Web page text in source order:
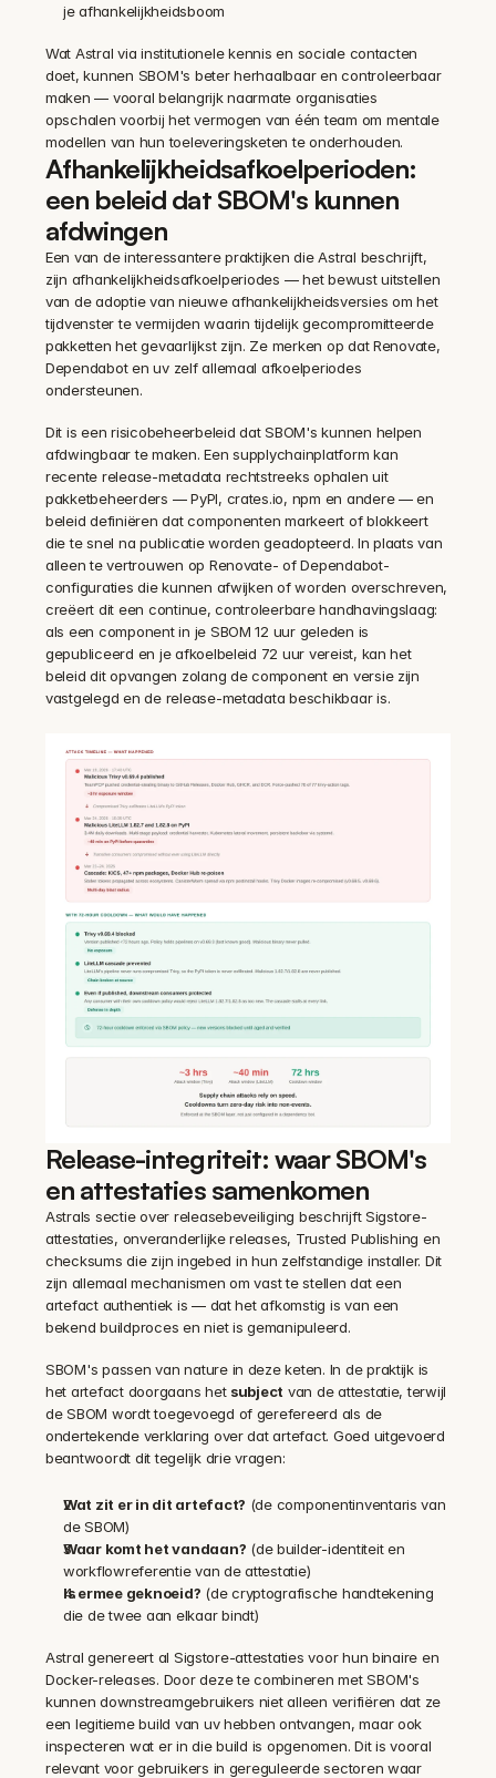
je afhankelijkheidsboom
Wat Astral via institutionele kennis en sociale contacten
doet, kunnen SBOM's beter herhaalbaar en controleerbaar
maken — vooral belangrijk naarmate organisaties
opschalen voorbij het vermogen van één team om mentale
modellen van hun toeleveringsketen te onderhouden.
Afhankelijkheidsafkoelperioden:
een beleid dat SBOM's kunnen
afdwingen
Een van de interessantere praktijken die Astral beschrijft,
zijn afhankelijkheidsafkoelperiodes — het bewust uitstellen
van de adoptie van nieuwe afhankelijkheidsversies om het
tijdvenster te vermijden waarin tijdelijk gecompromitteerde
pakketten het gevaarlijkst zijn. Ze merken op dat Renovate,
Dependabot en uv zelf allemaal afkoelperiodes
ondersteunen.
Dit is een risicobeheerbeleid dat SBOM's kunnen helpen
afdwingbaar te maken. Een supplychainplatform kan
recente release-metadata rechtstreeks ophalen uit
pakketbeheerders — PyPI, crates.io, npm en andere — en
beleid definiëren dat componenten markeert of blokkeert
die te snel na publicatie worden geadopteerd. In plaats van
alleen te vertrouwen op Renovate- of Dependabot-
configuraties die kunnen afwijken of worden overschreven,
creëert dit een continue, controleerbare handhavingslaag:
als een component in je SBOM 12 uur geleden is
gepubliceerd en je afkoelbeleid 72 uur vereist, kan het
beleid dit opvangen zolang de component en versie zijn
vastgelegd en de release-metadata beschikbaar is.
Release-integriteit: waar SBOM's
en attestaties samenkomen
Astrals sectie over releasebeveiliging beschrijft Sigstore-
attestaties, onveranderlijke releases, Trusted Publishing en
checksums die zijn ingebed in hun zelfstandige installer. Dit
zijn allemaal mechanismen om vast te stellen dat een
artefact authentiek is — dat het afkomstig is van een
bekend buildproces en niet is gemanipuleerd.
SBOM's passen van nature in deze keten. In de praktijk is
het artefact doorgaans het subject van de attestatie, terwijl
de SBOM wordt toegevoegd of gerefereerd als de
ondertekende verklaring over dat artefact. Goed uitgevoerd
beantwoordt dit tegelijk drie vragen:
Wat zit er in dit artefact? (de componentinventaris van
de SBOM)
Waar komt het vandaan? (de builder-identiteit en
workflowreferentie van de attestatie)
Is ermee geknoeid? (de cryptografische handtekening
die de twee aan elkaar bindt)
Astral genereert al Sigstore-attestaties voor hun binaire en
Docker-releases. Door deze te combineren met SBOM's
kunnen downstreamgebruikers niet alleen verifiëren dat ze
een legitieme build van uv hebben ontvangen, maar ook
inspecteren wat er in die build is opgenomen. Dit is vooral
relevant voor gebruikers in gereguleerde sectoren waar